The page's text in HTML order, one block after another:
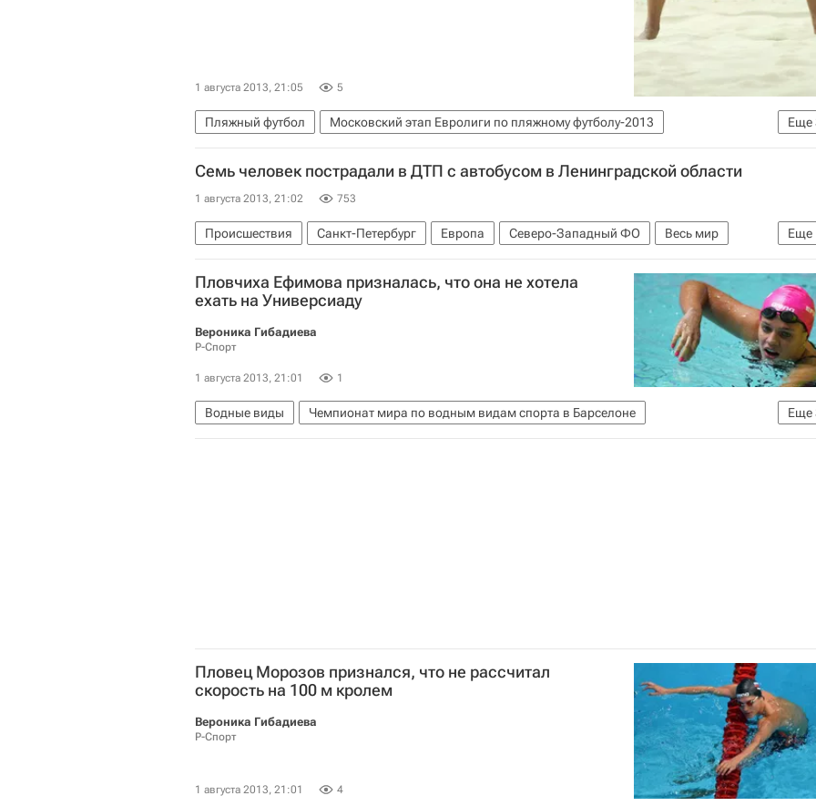
1 августа 2013, 21:05 5
Еще
Пляжный футбол
Московский этап Евролиги по пляжному футболу-2013
Сборная России по пляжному футболу
Андрей Бухлицкий Евролига
Семь человек пострадали в ДТП с автобусом в Ленинградской области
1 августа 2013, 21:02 753
Еще
Происшествия Санкт-Петербург Европа Северо-Западный ФО
Весь мир
Россия
Пловчиха Ефимова призналась, что она не хотела
ехать на Универсиаду
Вероника Гибадиева
Р-Спорт
1 августа 2013, 21:01 1
Еще
Водные виды
Чемпионат мира по водным видам спорта в Барселоне
Чемпионат мира по водным видам спорта
Летняя Универсиада 2013 Юлия Ефимова
Пловец Морозов признался, что не рассчитал
скорость на 100 м кролем
Вероника Гибадиева
Р-Спорт
1 августа 2013, 21:01 4